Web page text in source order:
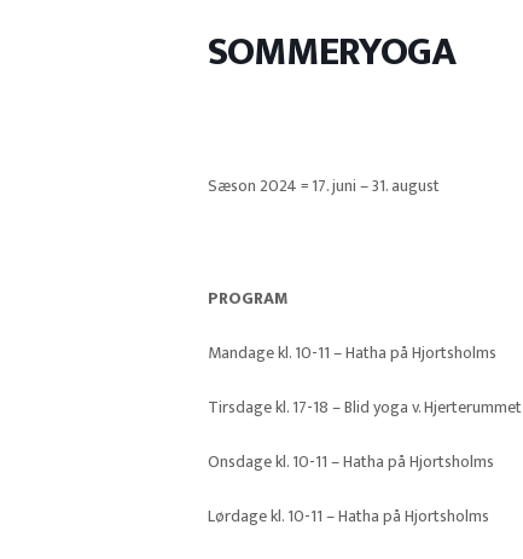
SOMMERYOGA
Sæson 2024 = 17. juni – 31. august
PROGRAM
Mandage kl. 10-11 – Hatha på Hjortsholms
Tirsdage kl. 17-18 – Blid yoga v. Hjerterummet
Onsdage kl. 10-11 – Hatha på Hjortsholms
Lørdage kl. 10-11 – Hatha på Hjortsholms